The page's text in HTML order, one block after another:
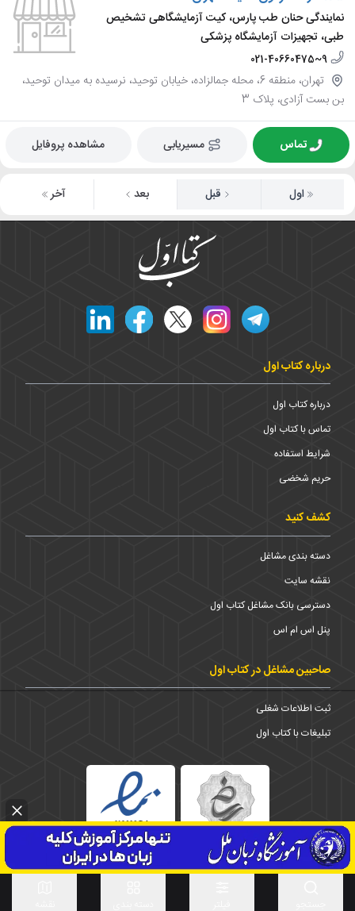
نمایندگی حنان طب پارس، کیت آزمایشگاهی تشخیص
طبی، تجهیزات آزمایشگاه پزشکی
021-40660475~9
تهران، منطقه 6، محله جمالزاده، خیابان توحید، نرسیده به میدان توحید،
بن بست آزادی، پلاک 3
تماس مسیریابی مشاهده پروفایل
اول قبل بعد آخر
درباره کتاب اول
درباره کتاب اول
تماس با کتاب اول
شرایط استفاده
حریم شخضی
کشف کنید
دسته بندی مشاغل
نقشه سایت
دسترسی بانک مشاغل کتاب اول
پنل اس ام اس
صاحبین مشاغل در کتاب اول
ثبت اطلاعات شغلی
تبلیغات با کتاب اول